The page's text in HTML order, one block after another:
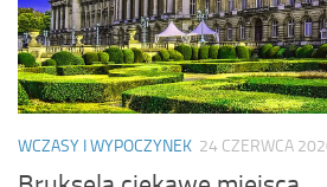
WCZASY I WYPOCZYNEK 24 CZERWCA